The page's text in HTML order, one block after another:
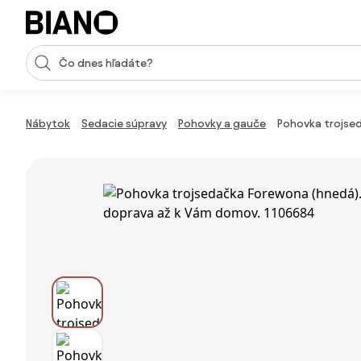
Preskočiť navigáciu, prejsť na obsah
Vstup pre vyhľadávanie
Nábytok Sedacie súpravy Pohovky a gauče Pohovka